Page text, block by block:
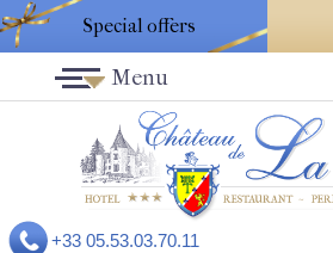
Special offers
+33 05.53.03.70.11
Menu